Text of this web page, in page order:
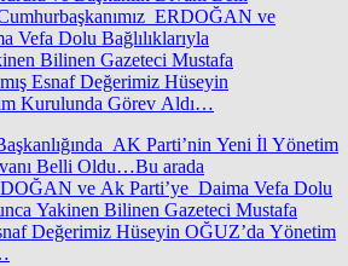
AK Parti’nin Yeni İl Yönetim
Belli Oldu…Bu arada
ve Ak Parti’ye Daima Vefa Dolu
Yakinen Bilinen Gazeteci Mustafa
Değerimiz Hüseyin OĞUZ’da Yönetim